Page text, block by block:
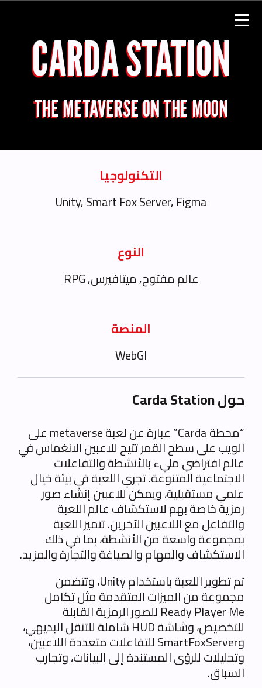
CARDA STATION
THE METAVERSE ON THE MOON
التكنولوجيا
Unity, Smart Fox Server, Figma
النوع
عالم مفتوح, ميتافيرس, RPG
المنصة
WebGl
حول Carda Station
“محطة Carda” عبارة عن لعبة metaverse على
الويب على سطح القمر تتيح للاعبين الانغماس في
عالم افتراضي مليء بالأنشطة والتفاعلات
الاجتماعية المتنوعة. تجري اللعبة في بيئة خيال
علمي مستقبلية، ويمكن للاعبين إنشاء صور
رمزية خاصة بهم لاستكشاف عالم اللعبة
والتفاعل مع اللاعبين الآخرين. تتميز اللعبة
بمجموعة واسعة من الأنشطة، بما في ذلك
الاستكشاف والمهام والصياغة والتجارة والمزيد.
تم تطوير اللعبة باستخدام Unity، وتتضمن
مجموعة من الميزات المتقدمة مثل تكامل
Ready Player Me للصور الرمزية القابلة
للتخصيص، وشاشة HUD شاملة للتنقل البديهي،
وSmartFoxServer للتفاعلات متعددة اللاعبين،
وتحليلات للرؤى المستندة إلى البيانات، وتجارب
السباق.